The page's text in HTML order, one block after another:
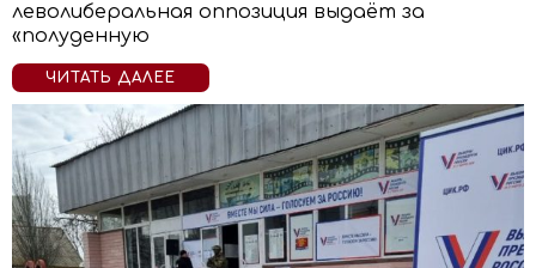
леволиберальная оппозиция выдаёт за
«полуденную
ЧИТАТЬ ДАЛЕЕ